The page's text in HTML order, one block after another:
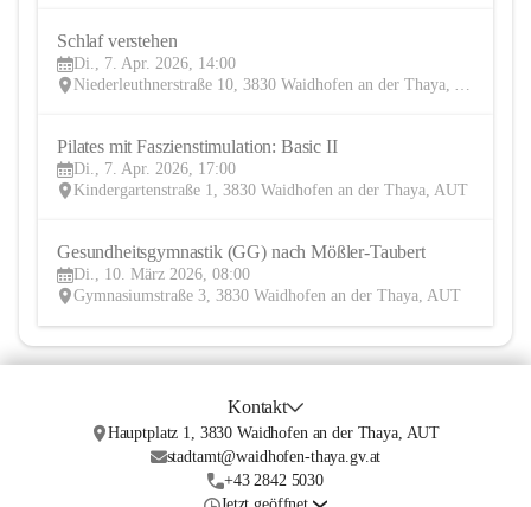
Schlaf verstehen
Di., 7. Apr. 2026, 14:00
Niederleuthnerstraße 10, 3830 Waidhofen an der Thaya, AUT
Pilates mit Faszienstimulation: Basic II
Di., 7. Apr. 2026, 17:00
Kindergartenstraße 1, 3830 Waidhofen an der Thaya, AUT
Gesundheitsgymnastik (GG) nach Mößler-Taubert
Di., 10. März 2026, 08:00
Gymnasiumstraße 3, 3830 Waidhofen an der Thaya, AUT
Kontakt
Hauptplatz 1, 3830 Waidhofen an der Thaya, AUT
stadtamt@waidhofen-thaya.gv.at
+43 2842 5030